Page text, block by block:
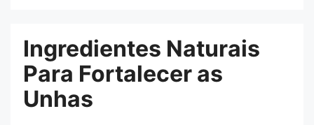
Ingredientes Naturais
Para Fortalecer as
Unhas